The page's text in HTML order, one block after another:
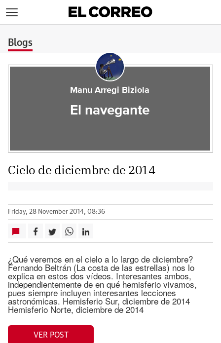
Blogs
Manu Arregi Biziola
El navegante
Cielo de diciembre de 2014
Friday, 28 November 2014, 08:36
¿Qué veremos en el cielo a lo largo de diciembre?
Fernando Beltrán (La costa de las estrellas) nos lo
explica en estos dos vídeos. Interesantes ambos,
independientemente de en qué hemisferio vivamos,
pues siempre incluyen interesantes lecciones
astronómicas. Hemisferio Sur, diciembre de 2014
Hemisferio Norte, diciembre de 2014
VER POST